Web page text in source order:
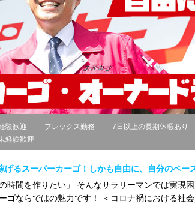
験歓迎 フレックス勤務 7日以上の長期休暇あり
経験歓迎
るスーパーカーゴ！しかも自由に、自分のペー
時間を作りたい」 そんなサラリーマンでは実現
ゴならではの魅力です！ ＜コロナ禍における社会